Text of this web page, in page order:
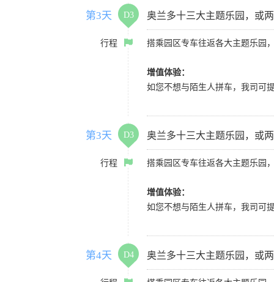
第3天 D3 奥兰多十三大主题乐园，或
行程 搭乘园区专车往返各大主题乐园
增值体验：
如您不想与陌生人拼车，我司可
第3天 D3 奥兰多十三大主题乐园，或
行程 搭乘园区专车往返各大主题乐园
增值体验：
如您不想与陌生人拼车，我司可
第4天 D4 奥兰多十三大主题乐园，或